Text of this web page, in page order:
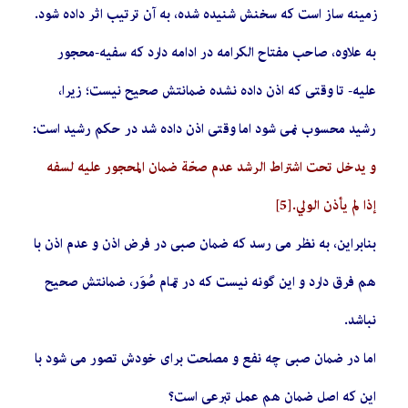
زمینه ساز است که سخنش شنیده شده، به آن ترتیب اثر داده شود.
به علاوه، صاحب مفتاح الکرامه در ادامه دارد که سفیه-محجور
علیه- تا وقتی که اذن داده نشده ضمانتش صحیح نیست؛ زیرا،
رشید محسوب نمی شود اما وقتی اذن داده شد در حکم رشید است:
و يدخل تحت اشتراط الرشد عدم صحّة ضمان المحجور عليه لسفه
إذا لم يأذن الولي.[5]
بنابراین، به نظر می رسد که ضمان صبی در فرض اذن و عدم اذن با
هم فرق دارد و این گونه نیست که در تمام صُوَر، ضمانتش صحیح
نباشد.
اما در ضمان صبی چه نفع و مصلحت برای خودش تصور می شود با
این که اصل ضمان هم عمل تبرعی است؟